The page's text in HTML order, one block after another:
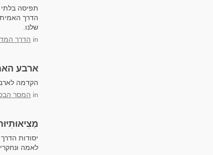
תפיסה בלתי
הדרך
שלנו.
in הדרך
ארבע
הקדמה
in המסר
יסודות
לאמה